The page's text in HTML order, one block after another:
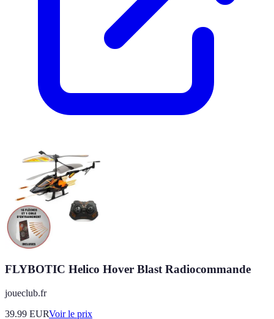
FLYBOTIC Helico Hover Blast Radiocommande
joueclub.fr
39.99 EURVoir le prix